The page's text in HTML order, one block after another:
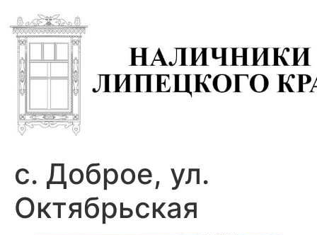
с. Доброе, ул.
Октябрьская